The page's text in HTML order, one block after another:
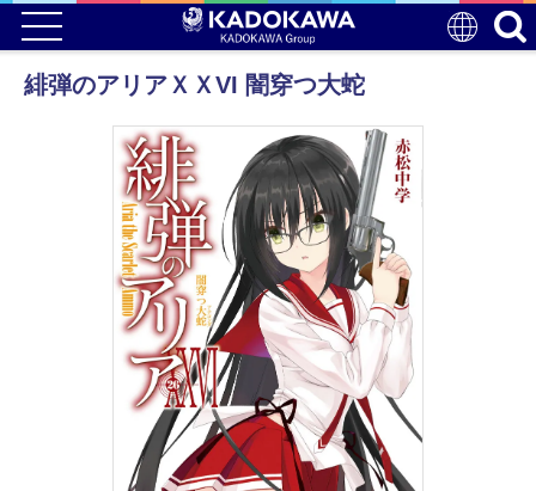
緋弾のアリアＸＸVI 闇穿つ大蛇